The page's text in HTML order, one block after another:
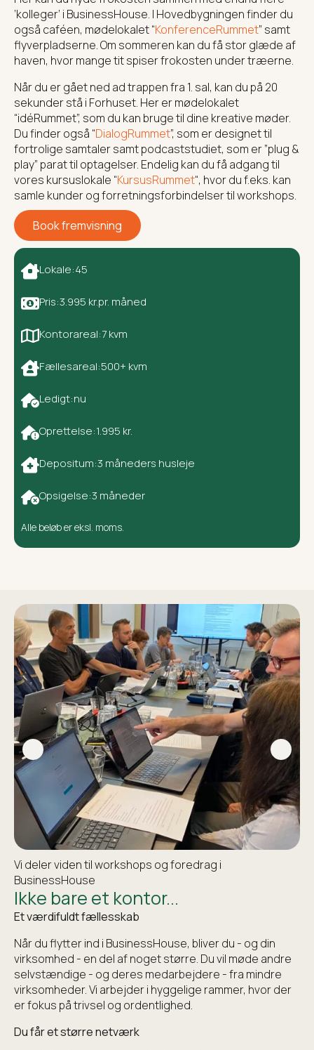
‘kolleger’ i BusinessHouse. I Hovedbygningen finder du
også caféen, mødelokalet “KonferenceRummet” samt
flyverpladserne. Om sommeren kan du få stor glæde af
haven, hvor mange tit spiser frokosten under træerne.
Når du er gået ned ad trappen fra 1. sal, kan du på 20
sekunder stå i Forhuset. Her er mødelokalet
“idéRummet”, som du kan bruge til dine kreative møder.
Du finder også “DialogRummet”, som er designet til
fortrolige samtaler samt podcaststudiet, som er ”plug &
play” parat til optagelser. Endelig kan du få adgang til
vores kursuslokale “KursusRummet“, hvor du f.eks. kan
samle kunder og forretningsforbindelser til workshops.
Book fremvisning
Lokale:45
Pris:3.995 kr.pr. måned
Kontorareal:7 kvm
Fællesareal:500+ kvm
Ledigt:nu
Oprettelse:1.995 kr.
Depositum:3 måneders husleje
Opsigelse:3 måneder
Alle beløb er eksl. moms.
Ikke bare et kontor...
Et værdifuldt fællesskab
Når du flytter ind i BusinessHouse, bliver du - og din
virksomhed - en del af noget større. Du vil møde andre
selvstændige - og deres medarbejdere - fra mindre
virksomheder. Vi arbejder i hyggelige rammer, hvor der
er fokus på trivsel og ordentlighed.
Du får et større netværk
Vi deler viden til workshops og foredrag i
BusinessHouse